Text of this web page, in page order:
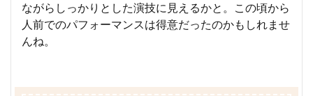
ながらしっかりとした演技に見えるかと。この頃から
人前でのパフォーマンスは得意だったのかもしれませ
んね。